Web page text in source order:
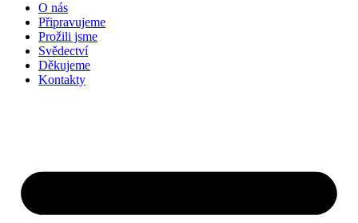
O nás
Připravujeme
Prožili jsme
Svědectví
Děkujeme
Kontakty